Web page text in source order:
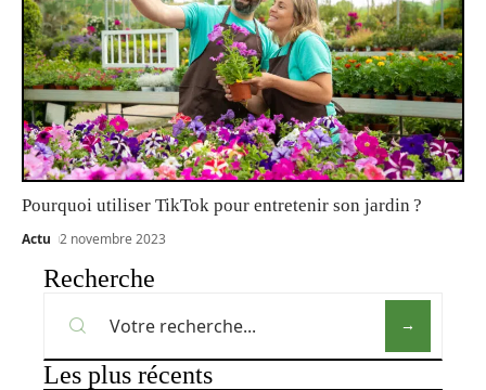
Pourquoi utiliser TikTok pour entretenir son jardin ?
Actu 2 novembre 2023
Recherche
Les plus récents